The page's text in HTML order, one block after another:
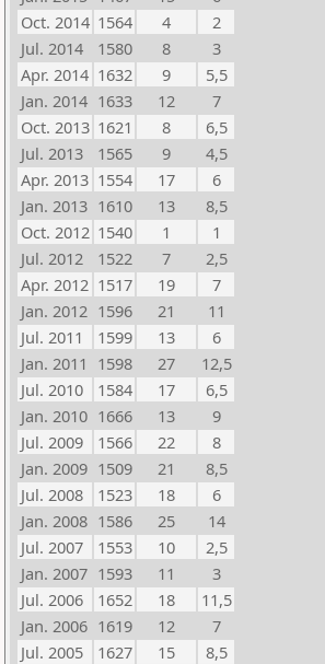
Oct. 2014 1564 4
2
Jul. 2014
1580 8
3
Apr. 2014 1632 9
5,5
Jan. 2014 1633 12
7
Oct. 2013 1621 8
6,5
Jul. 2013
1565 9
4,5
Apr. 2013 1554 17
6
Jan. 2013 1610 13
8,5
Oct. 2012 1540 1
1
Jul. 2012
1522 7
2,5
Apr. 2012 1517 19
7
Jan. 2012 1596 21
11
Jul. 2011
1599 13
6
Jan. 2011 1598 27
12,5
Jul. 2010
1584 17
6,5
Jan. 2010 1666 13
9
Jul. 2009
1566 22
8
Jan. 2009 1509 21
8,5
Jul. 2008
1523 18
6
Jan. 2008 1586 25
14
Jul. 2007
1553 10
2,5
Jan. 2007 1593 11
3
Jul. 2006
1652 18
11,5
Jan. 2006 1619 12
7
Jul. 2005
1627 15
8,5